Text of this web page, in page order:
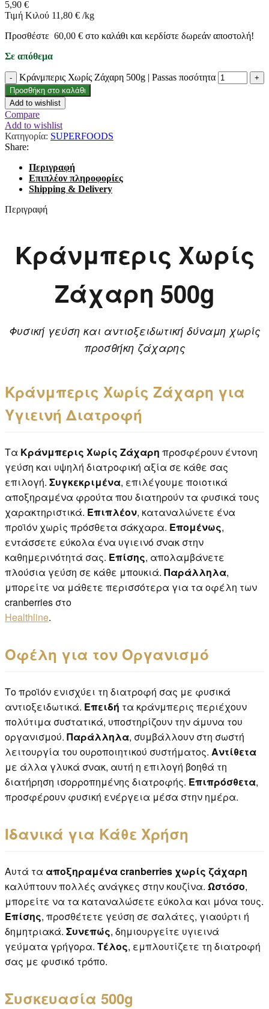
5,90 €
Τιμή Κιλού 11,80 € /kg
Προσθέστε 60,00 € στο καλάθι και κερδίστε δωρεάν αποστολή!
Σε απόθεμα
Κράνμπερις Χωρίς Ζάχαρη 500g | Passas ποσότητα
Προσθήκη στο καλάθι
Add to wishlist
Compare
Add to wishlist
Κατηγορία: SUPERFOODS
Share:
Περιγραφή
Επιπλέον πληροφορίες
Shipping & Delivery
Περιγραφή
Κράνμπερις Χωρίς
Ζάχαρη 500g
Φυσική γεύση και αντιοξειδωτική δύναμη χωρίς
προσθήκη ζάχαρης
Κράνμπερις Χωρίς Ζάχαρη για
Υγιεινή Διατροφή
Τα Κράνμπερις Χωρίς Ζάχαρη προσφέρουν έντονη
γεύση και υψηλή διατροφική αξία σε κάθε σας
επιλογή. Συγκεκριμένα, επιλέγουμε ποιοτικά
αποξηραμένα φρούτα που διατηρούν τα φυσικά τους
χαρακτηριστικά. Επιπλέον, καταναλώνετε ένα
προϊόν χωρίς πρόσθετα σάκχαρα. Επομένως,
εντάσσετε εύκολα ένα υγιεινό σνακ στην
καθημερινότητά σας. Επίσης, απολαμβάνετε
πλούσια γεύση σε κάθε μπουκιά. Παράλληλα,
μπορείτε να μάθετε περισσότερα για τα οφέλη των
cranberries στο
Healthline.
Οφέλη για τον Οργανισμό
Το προϊόν ενισχύει τη διατροφή σας με φυσικά
αντιοξειδωτικά. Επειδή τα κράνμπερις περιέχουν
πολύτιμα συστατικά, υποστηρίζουν την άμυνα του
οργανισμού. Παράλληλα, συμβάλλουν στη σωστή
λειτουργία του ουροποιητικού συστήματος. Αντίθετα
με άλλα γλυκά σνακ, αυτή η επιλογή βοηθά τη
διατήρηση ισορροπημένης διατροφής. Επιπρόσθετα,
προσφέρουν φυσική ενέργεια μέσα στην ημέρα.
Ιδανικά για Κάθε Χρήση
Αυτά τα αποξηραμένα cranberries χωρίς ζάχαρη
καλύπτουν πολλές ανάγκες στην κουζίνα. Ωστόσο,
μπορείτε να τα καταναλώσετε εύκολα και μόνα τους.
Επίσης, προσθέτετε γεύση σε σαλάτες, γιαούρτι ή
δημητριακά. Συνεπώς, δημιουργείτε υγιεινά
γεύματα γρήγορα. Τέλος, εμπλουτίζετε τη διατροφή
σας με φυσικό τρόπο.
Συσκευασία 500g